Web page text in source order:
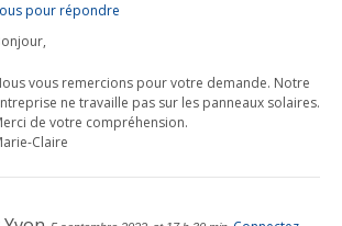
pour répondre
vous remercions pour votre demande. Notre
ne travaille pas sur les panneaux solaires.
de votre compréhension.
Claire